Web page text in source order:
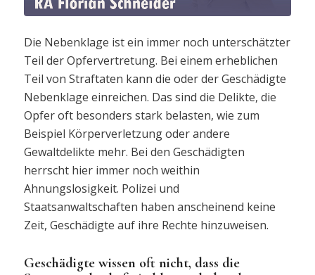
Die Nebenklage ist ein immer noch unterschätzter
Teil der Opfervertretung. Bei einem erheblichen
Teil von Straftaten kann die oder der Geschädigte
Nebenklage einreichen. Das sind die Delikte, die
Opfer oft besonders stark belasten, wie zum
Beispiel Körperverletzung oder andere
Gewaltdelikte mehr. Bei den Geschädigten
herrscht hier immer noch weithin
Ahnungslosigkeit. Polizei und
Staatsanwaltschaften haben anscheinend keine
Zeit, Geschädigte auf ihre Rechte hinzuweisen.
Geschädigte wissen oft nicht, dass die